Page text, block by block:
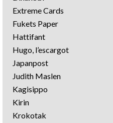
Extreme Cards
Fukets Paper
Hattifant
Hugo, l’escargot
Japanpost
Judith Maslen
Kagisippo
Kirin
Krokotak